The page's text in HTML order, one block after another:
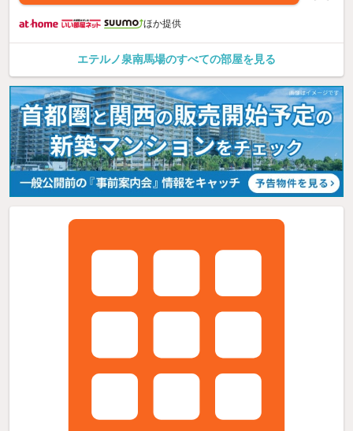
ほか提供
エテルノ泉南馬場のすべての部屋を見る